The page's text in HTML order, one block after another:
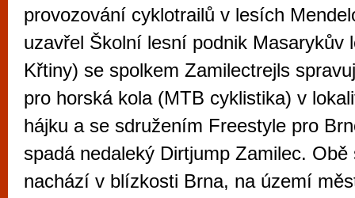
provozování cyklotrailů v lesích
uzavřel Školní lesní podnik Masarykův
Křtiny) se spolkem Zamilectrejls
pro horská kola (MTB cyklistika) v
hájku a se sdružením Freestyle pro
spadá nedaleký Dirtjump Zamilec.
nachází v blízkosti Brna, na území
Brno je
zajímavé
restaurace,
Mimo jiné je ale také místem, kde si
vyzkoušet různé kasinové hry. V
metropoli naleznete širokou nabídku her
po moderní automaty jak pro pravidelné
příležitostné hráče. V...